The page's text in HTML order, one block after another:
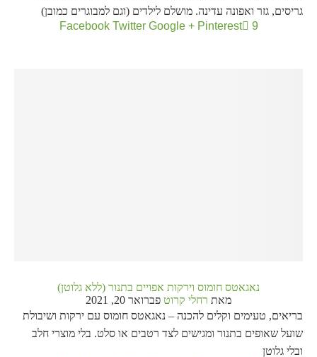
גריסים, גזר ואפונה עדינה. מושלם לילדים (וגם למבוגרים כמובן)
9
Facebook Twitter Google + Pinterest
נאגאטס חומוס וירקות אפויים בתנור (ללא גלוטן)
מאת רחלי קרוט פברואר 20, 2021
בריאים, טעימים וקלים להכנה – נאגאטס חומוס עם ירקות ושיבולת
שועל שאופים בתנור ומגישים לצד רטבים או סלט. בלי מוצרי חלב
ובלי גלוטן